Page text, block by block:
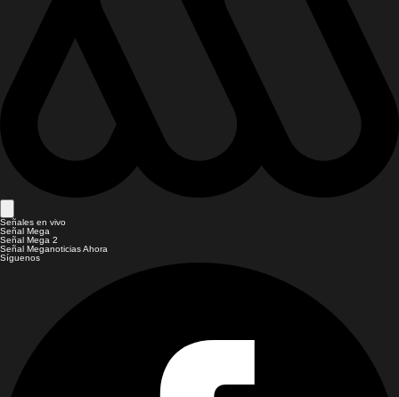
Señales en vivo
Señal Mega
Señal Mega 2
Señal Meganoticias Ahora
Síguenos